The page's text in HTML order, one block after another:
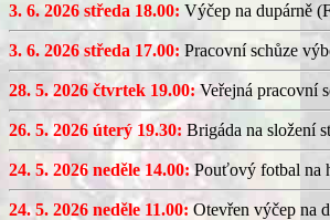
3. 6. 2026 středa 18.00: Výčep na dupárně
3. 6. 2026 středa 17.00: Pracovní schůze
28. 5. 2026 čtvrtek 19.00:Veřejná pracovní
26. 5. 2026 úterý 19.30: Brigáda na složení
24. 5. 2026 neděle 14.00:Pouťový fotbal na
24. 5. 2026 neděle 11.00: Otevřen výčep na